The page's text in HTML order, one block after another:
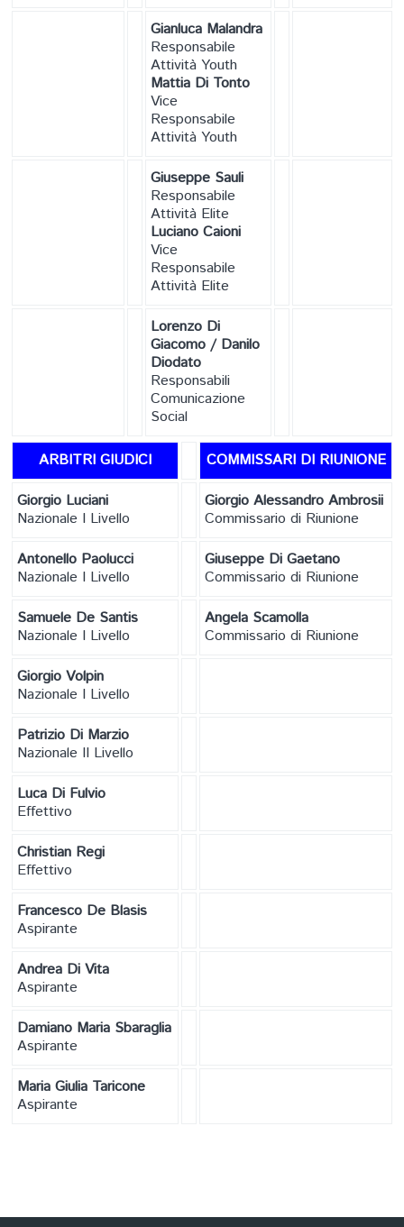
Gianluca Malandra
Responsabile
Attività Youth
Mattia Di Tonto
Vice
Responsabile
Attività Youth
Giuseppe Sauli
Responsabile
Attività Elite
Luciano Caioni
Vice
Responsabile
Attività Elite
Lorenzo Di
Giacomo / Danilo
Diodato
Responsabili
Comunicazione
Social
ARBITRI GIUDICI
COMMISSARI DI RIUNIONE
Giorgio Luciani
Nazionale I Livello
Giorgio Alessandro Ambrosii
Commissario di Riunione
Antonello Paolucci
Nazionale I Livello
Giuseppe Di Gaetano
Commissario di Riunione
Samuele De Santis
Nazionale I Livello
Angela Scamolla
Commissario di Riunione
Giorgio Volpin
Nazionale I Livello
Patrizio Di Marzio
Nazionale II Livello
Luca Di Fulvio
Effettivo
Christian Regi
Effettivo
Francesco De Blasis
Aspirante
Andrea Di Vita
Aspirante
Damiano Maria Sbaraglia
Aspirante
Maria Giulia Taricone
Aspirante